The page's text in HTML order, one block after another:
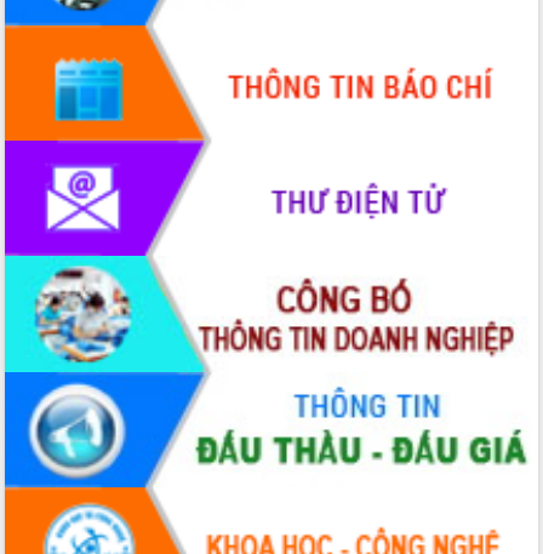
HĐND tỉnh thông qua điều chỉnh Quy
hoạch tỉnh thời kỳ 2021-2030
Hội thảo góp ý hồ sơ điều chỉnh quy
hoạch tỉnh Đắk Lắk thời kỳ 2021-2030,
tầm nhìn đến năm 2050
Nâng cao hiệu quả hoạt động của các
doanh nghiệp nhà nước
Hội nghị triển khai kết nối mạng
truyền số liệu chuyên dùng phục vụ cơ
quan Đảng, Nhà nước
Lễ phát động chuỗi hoạt động chung
tay làm sạch môi trường
Xã Ea Kar bước chuyển mình trong
công tác cải cách hành chính mô hình
UBND tỉnh họp báo định kỳ tháng 4
năm 2026
Hội thảo khoa học “Giải pháp thúc đẩy
phát triển nền kinh tế xanh tại tỉnh
Đắk Lắk”
Tăng cường giám sát, đôn đốc thực